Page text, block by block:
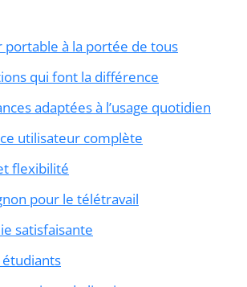
portable à la portée de tous
qui font la différence
adaptées à l’usage quotidien
utilisateur complète
flexibilité
pour le télétravail
satisfaisante